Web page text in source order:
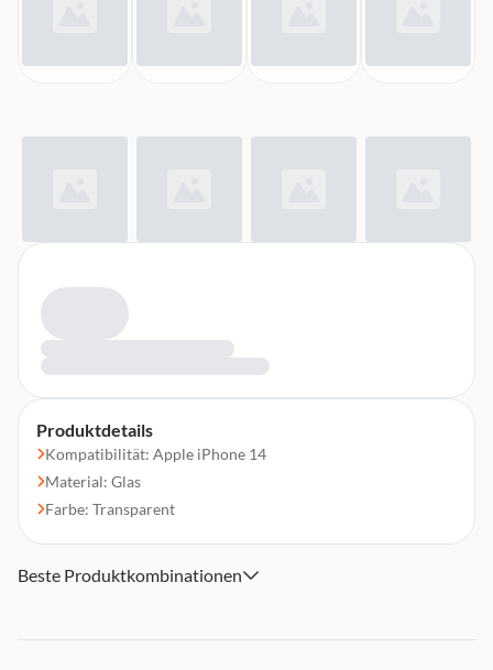
Produktdetails
Kompatibilität: Apple iPhone 14
Material: Glas
Farbe: Transparent
Beste Produktkombinationen